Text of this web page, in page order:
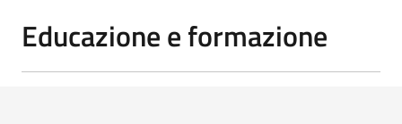
Educazione e formazione